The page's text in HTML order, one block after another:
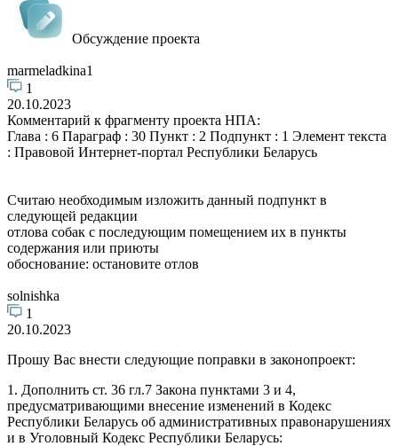
Обсуждение проекта
marmeladkina1
1
20.10.2023
Комментарий к фрагменту проекта НПА:
Глава : 6 Параграф : 30 Пункт : 2 Подпункт : 1 Элемент текста
: Правовой Интернет-портал Республики Беларусь
Считаю необходимым изложить данный подпункт в
следующей редакции
отлова собак с последующим помещением их в пункты
содержания или приюты
обоснование: остановите отлов
solnishka
1
20.10.2023
Прошу Вас внести следующие поправки в законопроект:
1. Дополнить ст. 36 гл.7 Закона пунктами 3 и 4,
предусматривающими внесение изменений в Кодекс
Республики Беларусь об административных правонарушениях
и в Уголовный Кодекс Республики Беларусь: